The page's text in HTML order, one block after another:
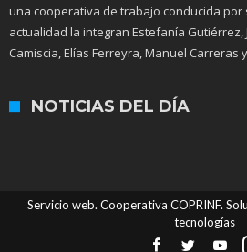
una cooperativa de trabajo conducida por
actualidad la integran Estefanía Gutiérrez,
Camiscia, Elías Ferreyra, Manuel Carreras
NOTICIAS DEL DÍA
Servicio web. Cooperativa COPRINF.
tecnologías